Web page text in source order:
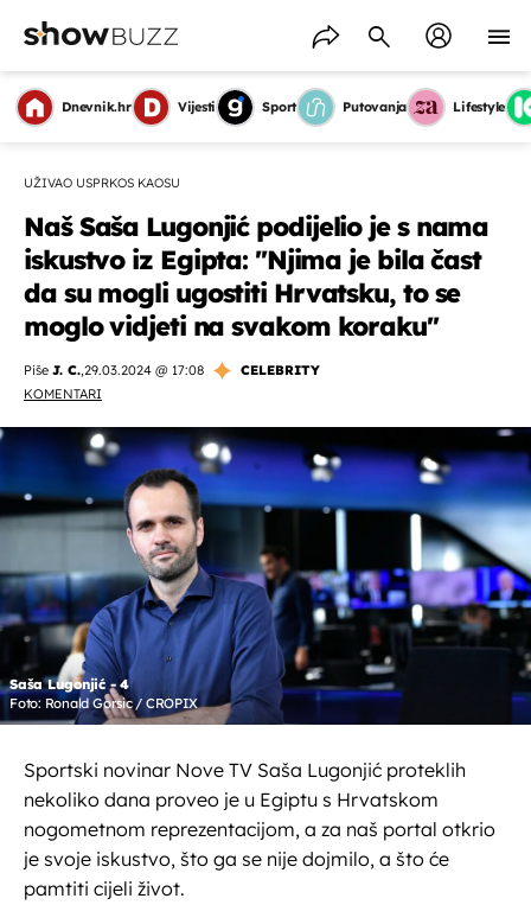
Dnevnik.hr Vijesti Sport Putovanja Lifestyle
UŽIVAO USPRKOS KAOSU
Naš Saša Lugonjić podijelio je s nama
iskustvo iz Egipta: ''Njima je bila čast
da su mogli ugostiti Hrvatsku, to se
moglo vidjeti na svakom koraku''
Piše J. C.,29.03.2024 @ 17:08
CELEBRITY
KOMENTARI
Saša Lugonjić - 4
Foto: Ronald Gorsic / CROPIX
Sportski novinar Nove TV Saša Lugonjić proteklih
nekoliko dana proveo je u Egiptu s Hrvatskom
nogometnom reprezentacijom, a za naš portal otkrio
je svoje iskustvo, što ga se nije dojmilo, a što će
pamtiti cijeli život.
OMOGUĆI OBAVIJESTI